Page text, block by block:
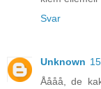
Svar
Unknown
Åååå, de